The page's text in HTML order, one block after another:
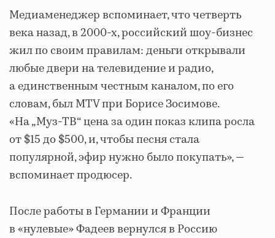
Медиаменеджер вспоминает, что четверть
века назад, в 2000-х, российский шоу-бизнес
жил по своим правилам: деньги открывали
любые двери на телевидение и радио,
а единственным честным каналом, по его
словам, был MTV при Борисе Зосимове.
«На „Муз-ТВ“ цена за один показ клипа росла
от $15 до $500, и, чтобы песня стала
популярной, эфир нужно было покупать», —
вспоминает продюсер.
После работы в Германии и Франции
в «нулевые» Фадеев вернулся в Россию